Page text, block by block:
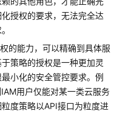
授权的要求，无法完全达
的能力，可以精确到具体服
策略的授权是一种更加灵
小化的安全管控要求。例
用户仅能对某一类云服务
度策略以API接口为粒度进